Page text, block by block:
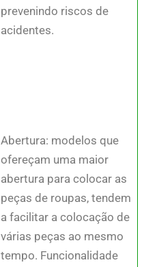
prevenindo riscos de
acidentes.
Abertura: modelos que
ofereçam uma maior
abertura para colocar as
peças de roupas, tendem
a facilitar a colocação de
várias peças ao mesmo
tempo. Funcionalidade